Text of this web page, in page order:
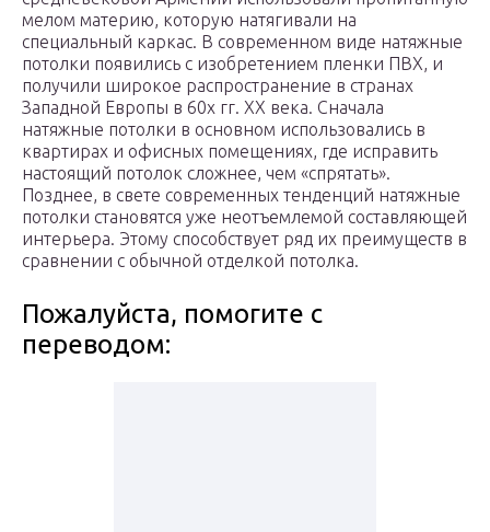
мелом материю, которую натягивали на
специальный каркас. В современном виде натяжные
потолки появились с изобретением пленки ПВХ, и
получили широкое распространение в странах
Западной Европы в 60х гг. XX века. Сначала
натяжные потолки в основном использовались в
квартирах и офисных помещениях, где исправить
настоящий потолок сложнее, чем «спрятать».
Позднее, в свете современных тенденций натяжные
потолки становятся уже неотъемлемой составляющей
интерьера. Этому способствует ряд их преимуществ в
сравнении с обычной отделкой потолка.
Пожалуйста, помогите c
переводом: